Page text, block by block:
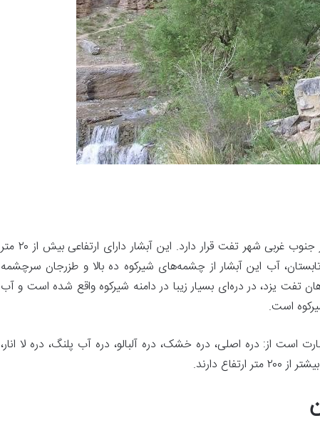
آبشار دره گاهان یک آبشار فصلی است و در جنوب غربی شهر تفت قرار دارد. این آبشار دارای ارتفاعی بیش از ۲۰ متر
آب این آبشار از چشمه‌های شیرکوه ده بالا و طزرجان سرچشمه
تفت یزد، در دره‌ای بسیار زیبا در دامنه شیرکوه واقع شده است و آب
است.
که عبارت است از: دره اصلی، دره خشک، دره آلبالو، دره آب پلنگ، دره لا انار،
دارند.